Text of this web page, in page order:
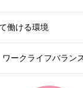
働ける環境
ークライフバラン